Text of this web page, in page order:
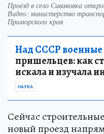
Проезд в село Сиваковка
Видео: министерство
Приморского края
Над СССР военные
пришельцев: как
искала и изучала
НАУКА
Сейчас
новый проезд